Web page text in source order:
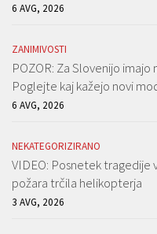
6 AVG, 2026
ZANIMIVOSTI
POZOR: Za Slovenijo
Poglejte kaj kažejo novi
6 AVG, 2026
NEKATEGORIZIRANO
VIDEO: Posnetek tragedije
požara trčila helikopterja
3 AVG, 2026